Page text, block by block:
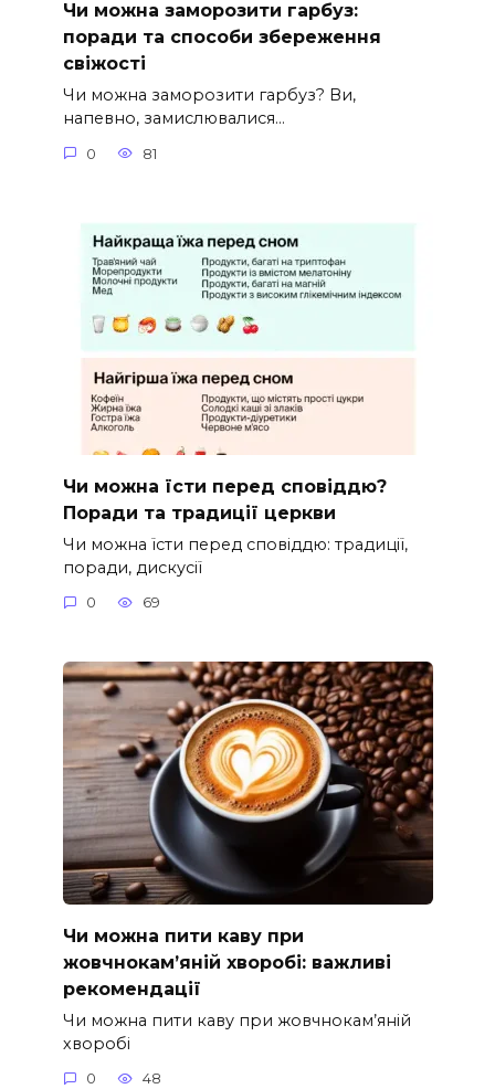
Чи можна заморозити гарбуз:
поради та способи збереження
свіжості
Чи можна заморозити гарбуз? Ви,
напевно, замислювалися…
0 81
Чи можна їсти перед сповіддю?
Поради та традиції церкви
Чи можна їсти перед сповіддю: традиції,
поради, дискусії
0 69
Чи можна пити каву при
жовчнокам’яній хворобі: важливі
рекомендації
Чи можна пити каву при жовчнокам’яній
хворобі
0 48